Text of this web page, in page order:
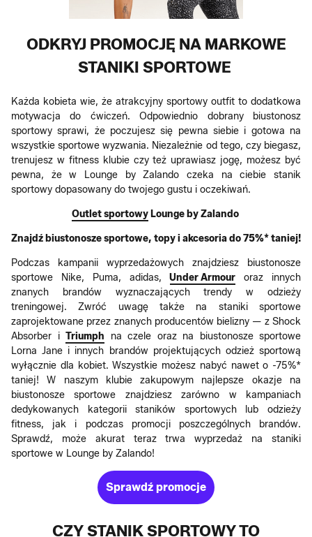
ODKRYJ PROMOCJĘ NA MARKOWE
STANIKI SPORTOWE
Każda kobieta wie, że atrakcyjny sportowy outfit to dodatkowa
motywacja do ćwiczeń. Odpowiednio dobrany biustonosz
sportowy sprawi, że poczujesz się pewna siebie i gotowa na
wszystkie sportowe wyzwania. Niezależnie od tego, czy biegasz,
trenujesz w fitness klubie czy też uprawiasz jogę, możesz być
pewna, że w Lounge by Zalando czeka na ciebie stanik
sportowy dopasowany do twojego gustu i oczekiwań.
Outlet sportowyLounge by Zalando
Znajdź biustonosze sportowe, topy i akcesoria do 75%* taniej!
Podczas kampanii wyprzedażowych znajdziesz biustonosze
sportowe Nike, Puma, adidas,Under Armour oraz innych
znanych brandów wyznaczających trendy w odzieży
treningowej. Zwróć uwagę także na staniki sportowe
zaprojektowane przez znanych producentów bielizny — z Shock
Absorber i Triumph na czele oraz na biustonosze sportowe
Lorna Jane i innych brandów projektujących odzież sportową
wyłącznie dla kobiet. Wszystkie możesz nabyć nawet o -75%*
taniej! W naszym klubie zakupowym najlepsze okazje na
biustonosze sportowe znajdziesz zarówno w kampaniach
dedykowanych kategorii staników sportowych lub odzieży
fitness, jak i podczas promocji poszczególnych brandów.
Sprawdź, może akurat teraz trwa wyprzedaż na staniki
sportowe w Lounge by Zalando!
Sprawdź promocje
CZY STANIK SPORTOWY TO